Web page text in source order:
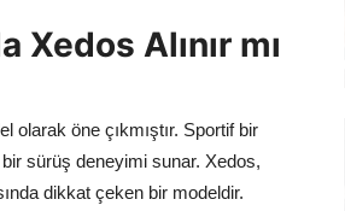
Xedos Alınır mı
olarak öne çıkmıştır. Sportif bir
sürüş deneyimi sunar. Xedos,
dikkat çeken bir modeldir.